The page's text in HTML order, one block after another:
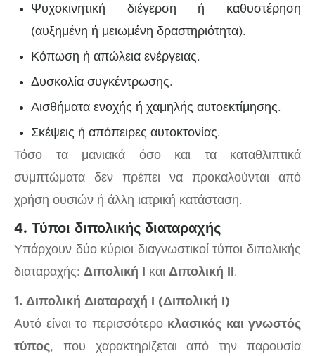
Ψυχοκινητική διέγερση ή καθυστέρηση
(αυξημένη ή μειωμένη δραστηριότητα).
Κόπωση ή απώλεια ενέργειας.
Δυσκολία συγκέντρωσης.
Αισθήματα ενοχής ή χαμηλής αυτοεκτίμησης.
Σκέψεις ή απόπειρες αυτοκτονίας.
Τόσο τα μανιακά όσο και τα καταθλιπτικά
συμπτώματα δεν πρέπει να προκαλούνται από
χρήση ουσιών ή άλλη ιατρική κατάσταση.
4. Τύποι διπολικής διαταραχής
Υπάρχουν δύο κύριοι διαγνωστικοί τύποι διπολικής
διαταραχής: Διπολική Ι και Διπολική ΙΙ .
1. Διπολική Διαταραχή Ι (Διπολική Ι)
Αυτό είναι το περισσότερο κλασικός και γνωστός
τύπος, που χαρακτηρίζεται από την παρουσία